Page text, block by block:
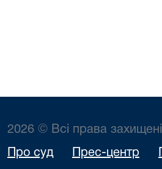
2026 © Всі права захищені
Про суд Прес-центр